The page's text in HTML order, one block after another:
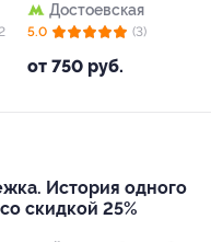
Достоевская
от 750 руб.
5.0 (3)
История одного
скидкой 25%